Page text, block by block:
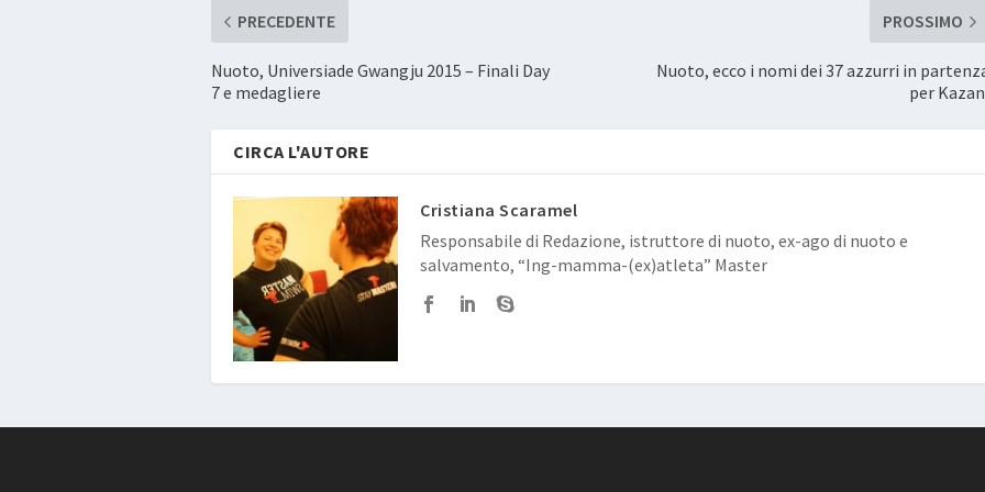
PRECEDENTE
Nuoto, Universiade Gwangju 2015 – Finali Day
7 e medagliere
PROSSIMO
Nuoto, ecco i nomi dei 37 azzurri in
per
CIRCA L'AUTORE
Cristiana Scaramel
Responsabile di Redazione, istruttore di nuoto, ex-ago di nuoto e
salvamento, “Ing-mamma-(ex)atleta” Master